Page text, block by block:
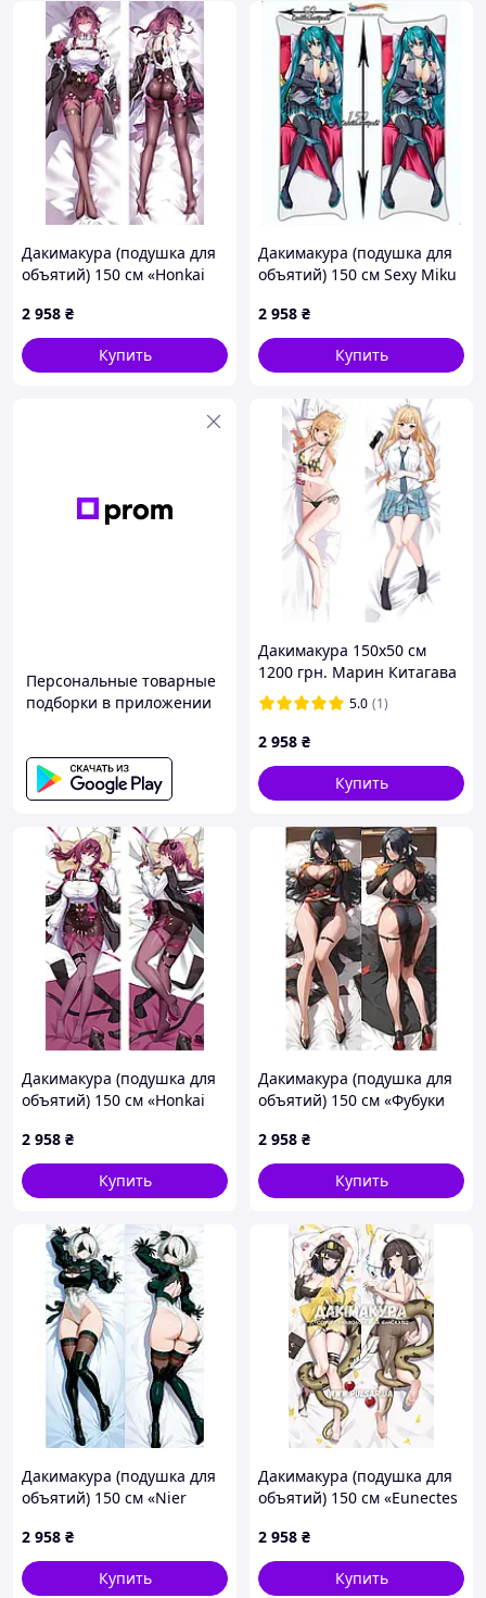
Дакимакура (подушка для
объятий) 150 см «Honkai
2 958 ₴
Купить
Дакимакура (подушка для
объятий) 150 см Sexy Miku
2 958 ₴
Купить
Персональные товарные
подборки в приложении
Дакимакура 150х50 см
1200 грн. Марин Китагава
Marin Kitagawa аниме
Подушка со съёмной
наволочкой
5.0 (1)
2 958 ₴
Купить
Дакимакура (подушка для
объятий) 150 см «Honkai
2 958 ₴
Купить
Дакимакура (подушка для
объятий) 150 см «Фубуки
Slave» tape 1
2 958 ₴
Купить
Дакимакура (подушка для
объятий) 150 см «Nier
2 958 ₴
Купить
Дакимакура (подушка для
объятий) 150 см «Eunectes
2 958 ₴
Купить